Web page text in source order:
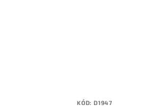
KÓD: D1947